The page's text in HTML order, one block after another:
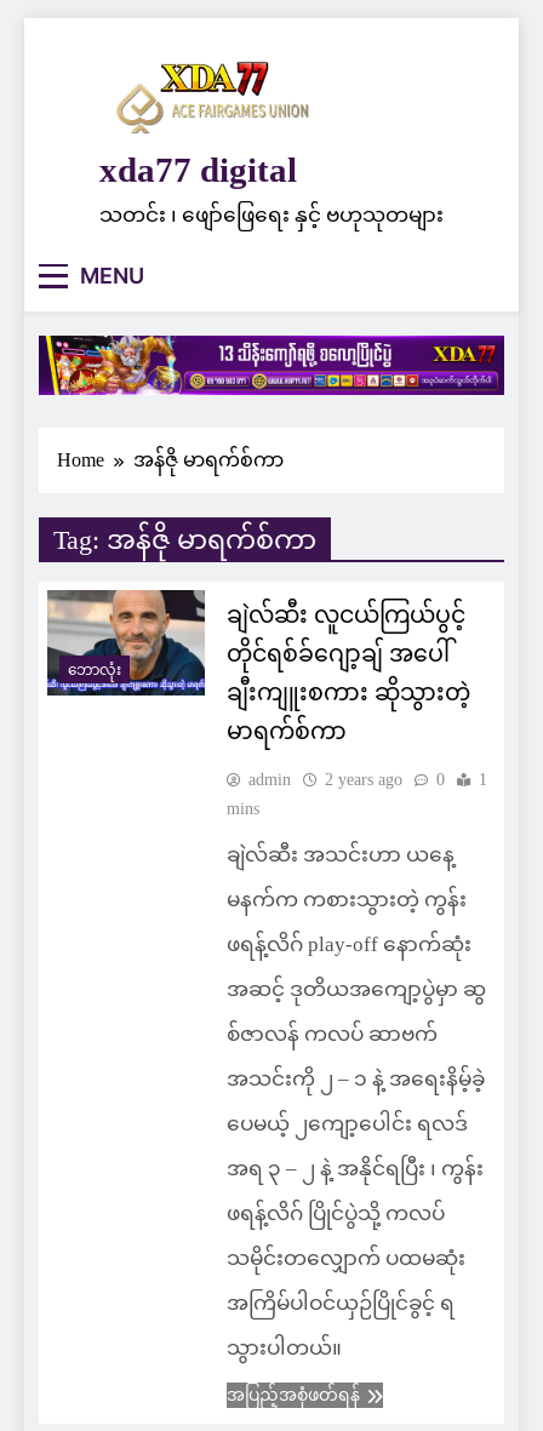
xda77 digital
သတင်း ၊ ဖျော်ဖြေရေး နှင့် ဗဟုသုတများ
MENU
Home အန်ဇို မာရက်စ်ကာ
Tag: အန်ဇို မာရက်စ်ကာ
ဘောလုံး
ချဲလ်ဆီး လူငယ်ကြယ်ပွင့်
တိုင်ရစ်ခ်ဂျော့ချ် အပေါ်
ချီးကျူးစကား ဆိုသွားတဲ့
မာရက်စ်ကာ
admin 2 years ago 0
1
mins
ချဲလ်ဆီး အသင်းဟာ ယနေ့
မနက်က ကစားသွားတဲ့ ကွန်း
ဖရန့်လိဂ် play-off နောက်ဆုံး
အဆင့် ဒုတိယအကျော့ပွဲမှာ ဆွ
စ်ဇာလန် ကလပ် ဆာဗက်
အသင်းကို ၂ – ၁ နဲ့ အရေးနိမ့်ခဲ့
ပေမယ့် ၂ကျော့ပေါင်း ရလဒ်
အရ ၃ – ၂ နဲ့ အနိုင်ရပြီး ၊ ကွန်း
ဖရန့်လိဂ် ပြိုင်ပွဲသို့ ကလပ်
သမိုင်းတလျှောက် ပထမဆုံး
အကြိမ်ပါဝင်ယှဉ်ပြိုင်ခွင့် ရ
သွားပါတယ်။
အပြည့်အစုံဖတ်ရန်